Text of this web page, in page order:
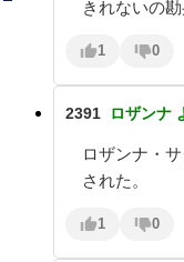
きれないの勘
1 0
2391 ロザンナ
ロザンナ・
された。
1 0